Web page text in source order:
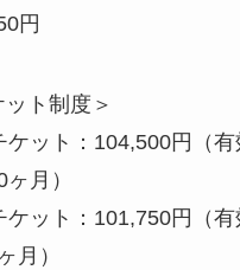
円
ット制度＞
ケット：104,500円（有
月）
ケット：101,750円（有
月）